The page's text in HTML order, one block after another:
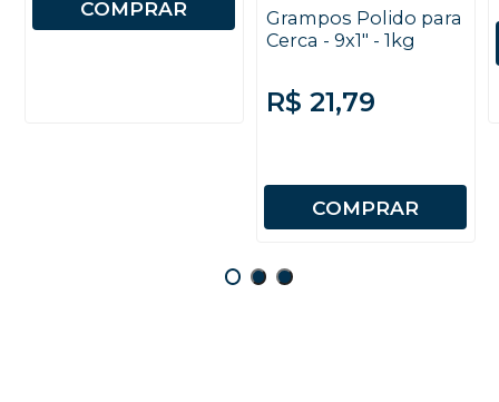
COMPRAR
Grampos Polido para
Cerca - 9x1" - 1kg
R$ 21,79
COMPRAR